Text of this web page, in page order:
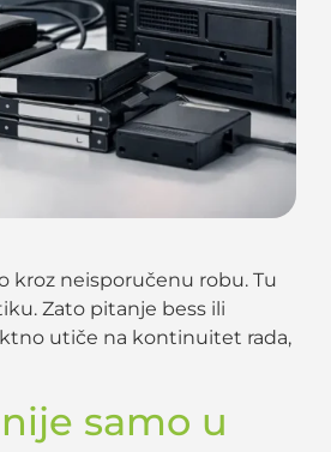
kroz neisporučenu robu. Tu
Zato pitanje bess ili
utiče na kontinuitet rada,
samo u